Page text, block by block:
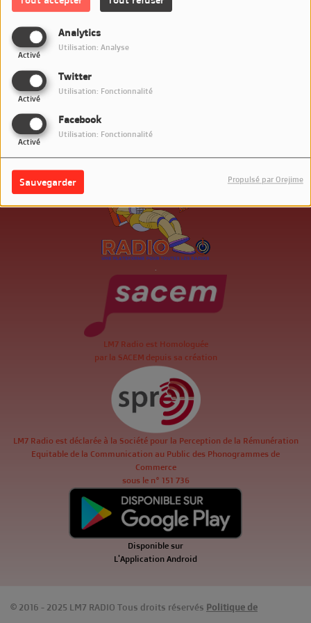
Analytics
Activé
Utilisation: Analyse
Twitter
Activé
Utilisation: Fonctionnalité
Facebook
Activé
Utilisation: Fonctionnalité
Sauvegarder Propulsé par Orejime
Connectez-vous pour commenter cet article
SE CONNECTER
.
LM7 Radio est Homologuée
par la SACEM depuis sa création
LM7 Radio est déclarée à la Société pour la Perception de la Rémunération
Equitable de la Communication au Public des Phonogrammes de
Commerce
sous le n° 151 736
Disponible sur
L'Application Android
© 2016 - 2025 LM7 RADIO Tous droits réservés Politique de